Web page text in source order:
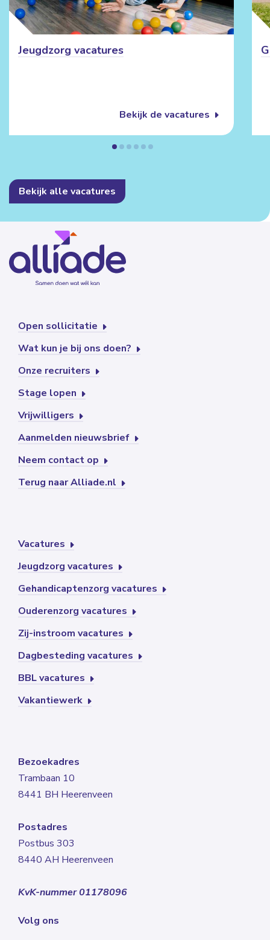
Jeugdzorg vacatures
Bekijk de vacatures
Bekijk alle vacatures
Open sollicitatie
Wat kun je bij ons doen?
Onze recruiters
Stage lopen
Vrijwilligers
Aanmelden nieuwsbrief
Neem contact op
Terug naar Alliade.nl
Vacatures
Jeugdzorg vacatures
Gehandicaptenzorg vacatures
Ouderenzorg vacatures
Zij-instroom vacatures
Dagbesteding vacatures
BBL vacatures
Vakantiewerk
Bezoekadres
Trambaan 10
8441 BH Heerenveen
Postadres
Postbus 303
8440 AH Heerenveen
KvK-nummer 01178096
Volg ons